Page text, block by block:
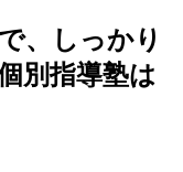
、しっかり
別指導塾は